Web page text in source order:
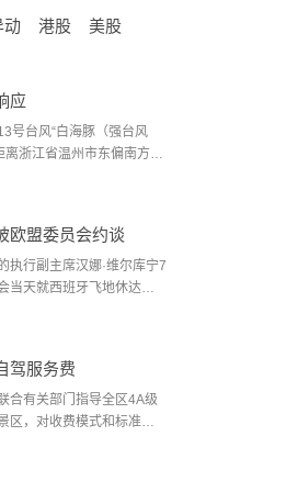
动 港股 美股
应
号台风“白海豚（强台风
浙江省温州市东偏南方向
北方向移动，可能于9日夜
闽东渔场最大风力11～13
的附近海域可达14～15
10～12级、阵风12～14
区局部11～12级）。宁
维持防台风三级应急响
海、涉岛旅游需加强安全
防范台风暴雨可能引发的
欧盟委员会约谈
执行副主席汉娜·维尔库宁7
当天就西班牙飞地休达局
断措施。 维尔库宁在社交
，平台应加强对相关内
的合作。 休达位于非洲西
沿岸，与摩洛哥接壤。日
社等媒体报道，一些进入
驾服务费
合有关部门指导全区4A级
区，对收费模式和标准作
为按“车”收费，根据不同